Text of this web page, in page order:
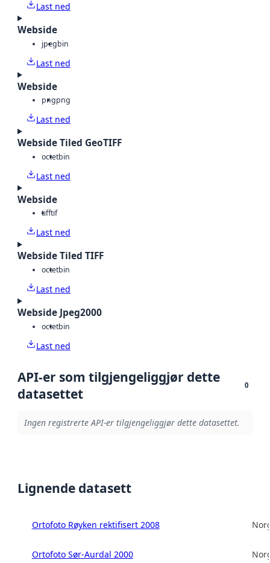
Last ned
Webside
jpegbin
Last ned
Webside
pngpng
Last ned
Webside Tiled GeoTIFF
octetbin
Last ned
Webside
tifftif
Last ned
Webside Tiled TIFF
octetbin
Last ned
Webside Jpeg2000
octetbin
Last ned
API-er som tilgjengeliggjør dette
datasettet
0
Ingen registrerte API-er tilgjengeliggjør dette datasettet.
Lignende datasett
Ortofoto Røyken rektifisert 2008
Ortofoto Sør-Aurdal 2000